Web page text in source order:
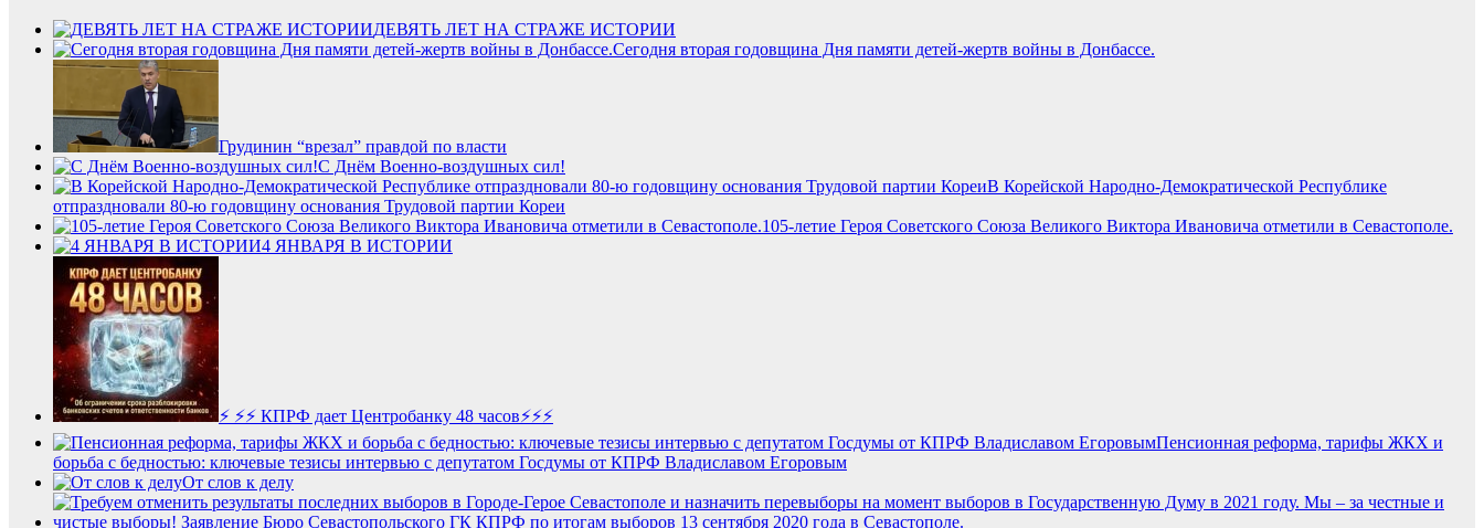
ДЕВЯТЬ ЛЕТ НА СТРАЖЕ ИСТОРИИ
Сегодня вторая годовщина Дня памяти детей-жертв войны в Донбассе.
Грудинин “врезал” правдой по власти
С Днём Военно-воздушных сил!
В Корейской Народно-Демократической Республике
отпраздновали 80-ю годовщину основания Трудовой партии Кореи
105-летие Героя Советского Союза Великого Виктора Ивановича отметили в Севастополе.
4 ЯНВАРЯ В ИСТОРИИ
⚡️ ⚡️⚡️ КПРФ дает Центробанку 48 часов⚡️⚡️⚡️
Пенсионная реформа, тарифы ЖКХ и
борьба с бедностью: ключевые тезисы интервью с депутатом Госдумы от КПРФ Владиславом Егоровым
От слов к делу